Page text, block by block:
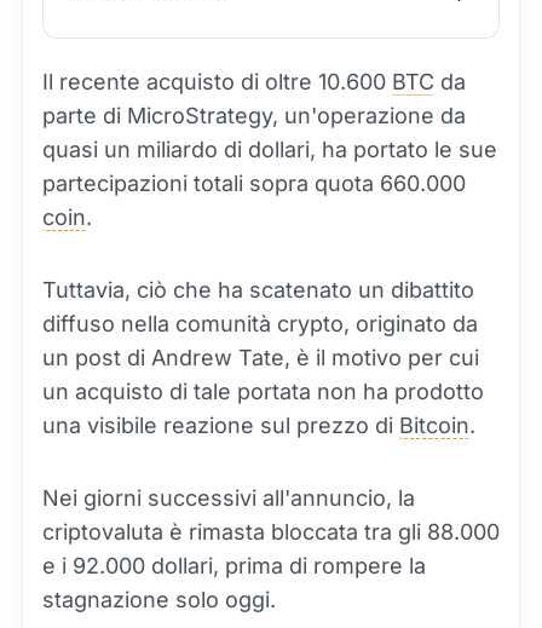
Il recente acquisto di oltre 10.600 BTC da
parte di MicroStrategy, un'operazione da
quasi un miliardo di dollari, ha portato le sue
partecipazioni totali sopra quota 660.000
coin.
Tuttavia, ciò che ha scatenato un dibattito
diffuso nella comunità crypto, originato da
un post di Andrew Tate, è il motivo per cui
un acquisto di tale portata non ha prodotto
una visibile reazione sul prezzo di Bitcoin.
Nei giorni successivi all'annuncio, la
criptovaluta è rimasta bloccata tra gli 88.000
e i 92.000 dollari, prima di rompere la
stagnazione solo oggi.